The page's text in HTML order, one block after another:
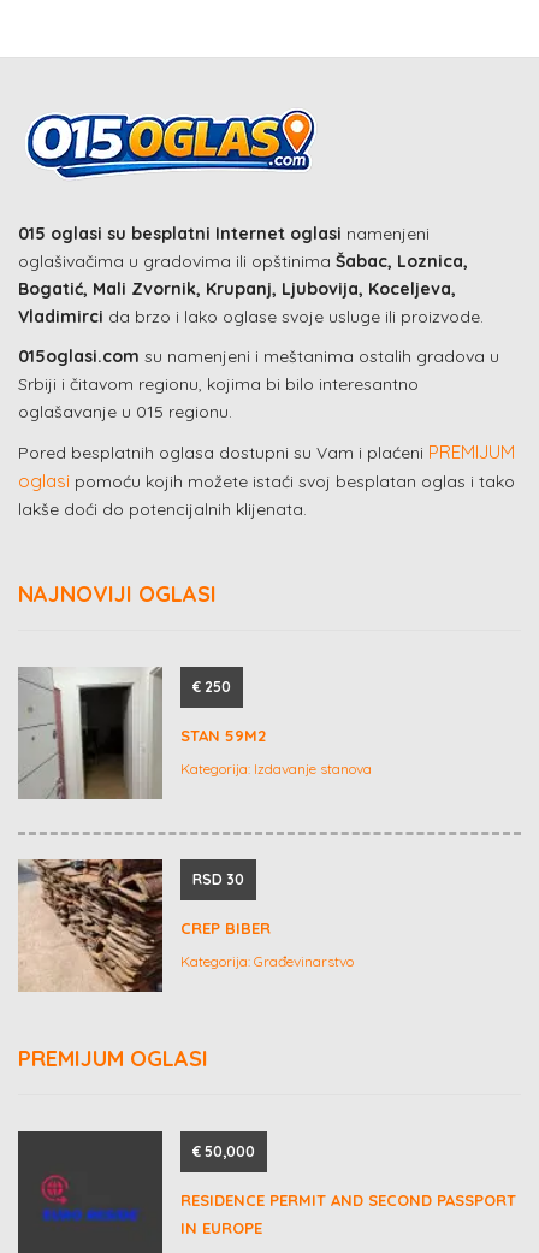
015 oglasi su besplatni Internet oglasi namenjeni
oglašivačima u gradovima ili opštinima Šabac, Loznica,
Bogatić, Mali Zvornik, Krupanj, Ljubovija, Koceljeva,
Vladimirci da brzo i lako oglase svoje usluge ili proizvode.
015oglasi.com su namenjeni i meštanima ostalih gradova u
Srbiji i čitavom regionu, kojima bi bilo interesantno
oglašavanje u 015 regionu.
Pored besplatnih oglasa dostupni su Vam i plaćeni PREMIJUM
oglasi pomoću kojih možete istaći svoj besplatan oglas i tako
lakše doći do potencijalnih klijenata.
NAJNOVIJI OGLASI
€ 250
STAN 59M2
Kategorija: Izdavanje stanova
RSD 30
CREP BIBER
Kategorija: Građevinarstvo
PREMIJUM OGLASI
€ 50,000
RESIDENCE PERMIT AND SECOND PASSPORT
IN EUROPE